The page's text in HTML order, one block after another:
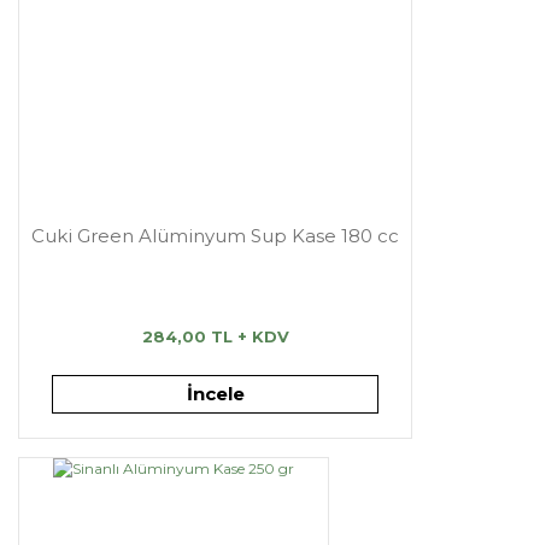
Cuki Green Alüminyum Sup Kase 180 cc
284,00 TL + KDV
İncele